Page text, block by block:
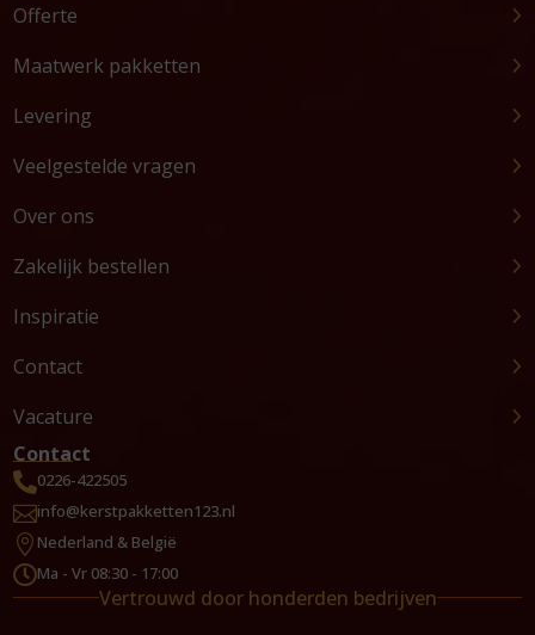
Offerte
Maatwerk pakketten
Levering
Veelgestelde vragen
Over ons
Zakelijk bestellen
Inspiratie
Contact
Vacature
Contact
0226-422505
info@kerstpakketten123.nl
 Nederland & België
Ma - Vr 08:30 - 17:00
Vertrouwd door honderden bedrijven